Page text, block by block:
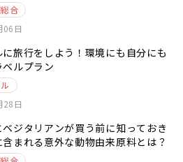
合
06日
旅行をしよう！環境にも自分にも
ルプラン
28日
ジタリアンが買う前に知っておき
まれる意外な動物由来原料とは？